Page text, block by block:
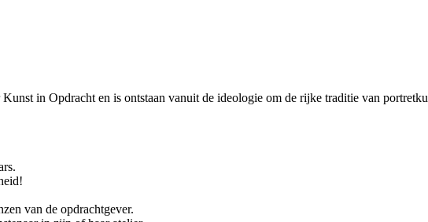
in Opdracht en is ontstaan vanuit de ideologie om de rijke traditie van
van de opdrachtgever.